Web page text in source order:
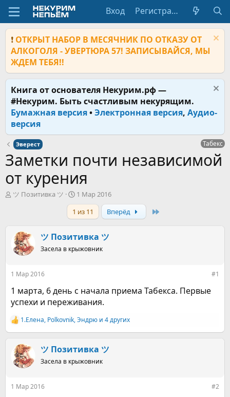
Вход Регистрация
❗ ОТКРЫТ НАБОР В МЕСЯЧНИК ПО ОТКАЗУ ОТ
АЛКОГОЛЯ - УВЕРТЮРА 57! ЗАПИСЫВАЙСЯ, МЫ
ЖДЕМ ТЕБЯ!!
Книга от основателя Некурим.рф —
#Некурим. Быть счастливым некурящим.
Бумажная версия•Электронная версия, Аудио-
версия
Эверест Табекс
Заметки почти независимой
от курения
А
т
е
ツ Позитивка ツ
Д
а
т
а
а
ч
1 Мар 2016
1 из 11
Вперёд
ツ Позитивка ツ
Засела в крыжовник
1 Мар 2016 #1
1 марта, 6 день с начала приема Табекса. Первые
успехи и переживания.
Р
е
ц
и
1.Елена, Polkovnik,Эндрю и 4 других
ツ Позитивка ツ
Засела в крыжовник
1 Мар 2016 #2